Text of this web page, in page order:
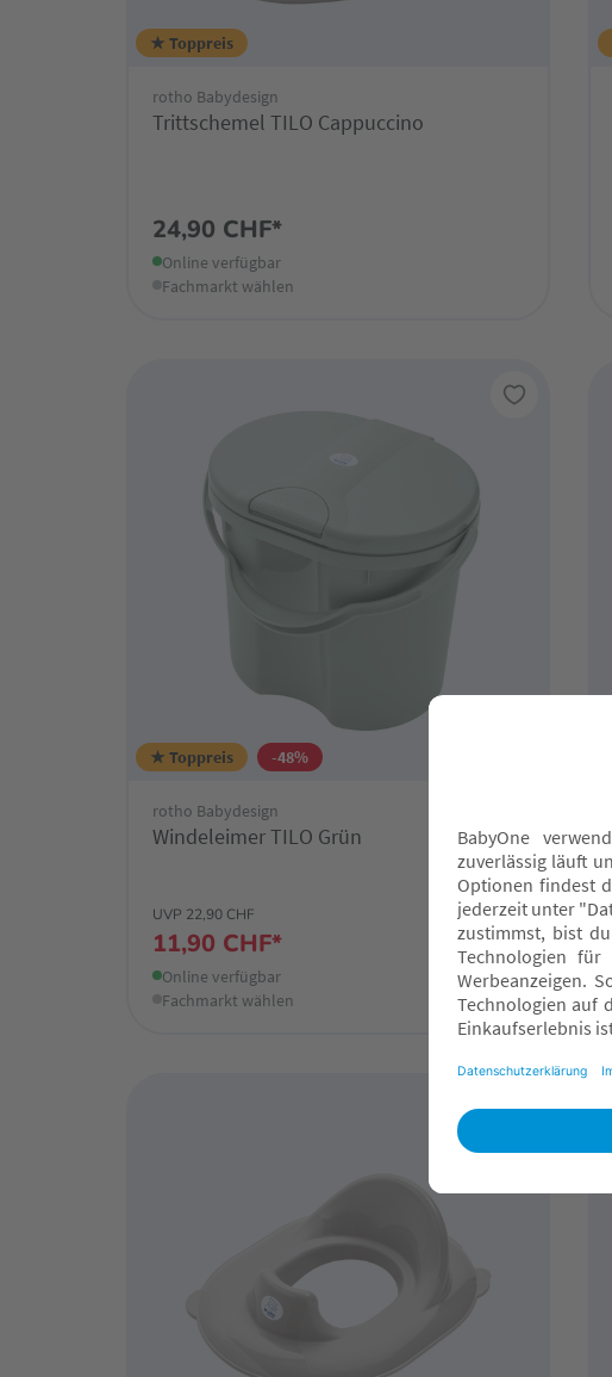
★ Toppreis
rotho Babydesign
Trittschemel TILO Cappuccino
24,90 CHF*
Online verfügbar
Fachmarkt wählen
★ Toppreis -48%
rotho Babydesign
Windeleimer TILO Grün
UVP 22,90 CHF
11,90 CHF*
Online verfügbar
Fachmarkt wählen